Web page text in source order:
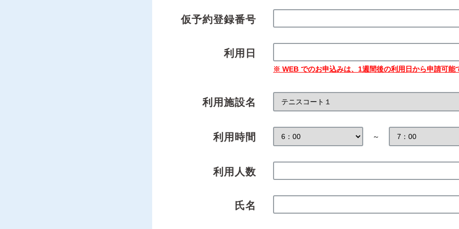
仮予約登録番号
利用日
※ WEB でのお申込みは、1週間後の利用日から申請可能
利用施設名
利用時間 ～
利用人数
氏名